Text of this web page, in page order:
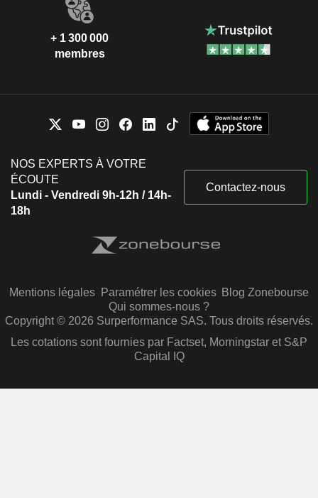
+ 1 300 000
membres
NOS EXPERTS À VOTRE
ÉCOUTE
Lundi - Vendredi 9h-12h / 14h-
18h
Contactez-nous
Mentions légales Paramétrer les cookies Blog Zonebourse
Qui sommes-nous ?
Copyright © 2026 Surperformance SAS. Tous droits réservés.
Les cotations sont fournies par Factset, Morningstar et S&P
Capital IQ